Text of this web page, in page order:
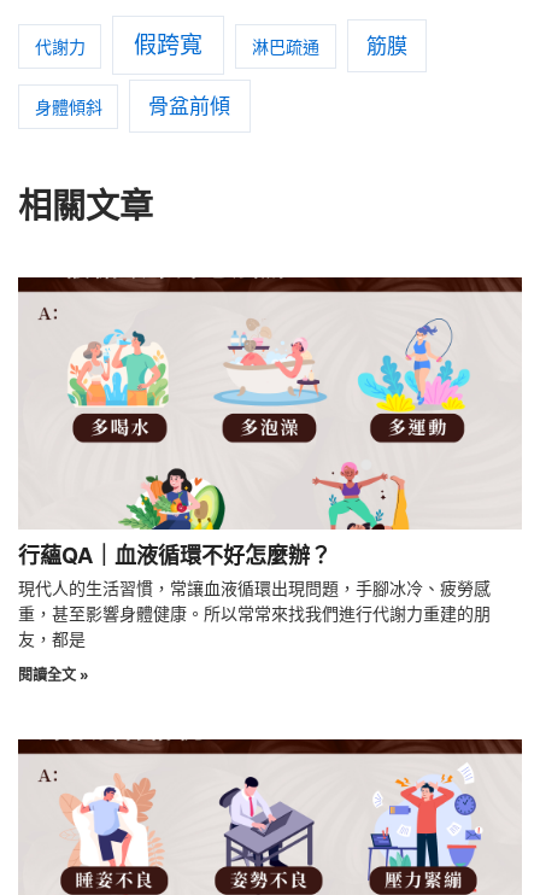
代謝力 假跨寬 淋巴疏通 筋膜
身體傾斜 骨盆前傾
相關文章
行蘊QA｜血液循環不好怎麼辦？
現代人的生活習慣，常讓血液循環出現問題，手腳冰冷、疲勞感
重，甚至影響身體健康。所以常常來找我們進行代謝力重建的朋
友，都是
閱讀全文 »